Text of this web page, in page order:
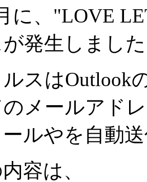
に、"LOVE
発生しまし
スはOutlook
メールアド
ルやを自動
容は、